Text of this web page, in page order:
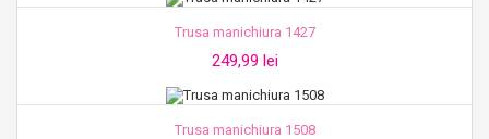
Trusa manichiura 1427
249,99 lei
Trusa manichiura 1508